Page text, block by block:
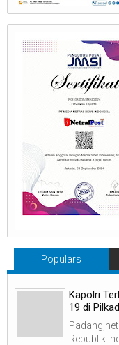
Populars
Kapolri
19 di
Republik